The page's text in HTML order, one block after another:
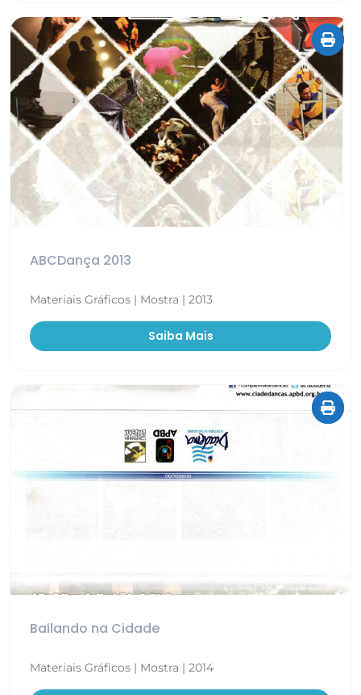
ABCDança 2013
Materiais Gráficos | Mostra | 2013
Saiba Mais
Bailando na Cidade
Materiais Gráficos | Mostra | 2014